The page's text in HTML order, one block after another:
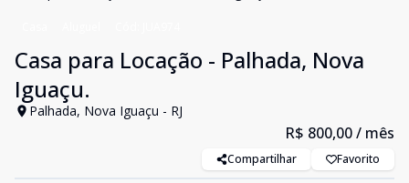
Casa para Locação - Palhada, Nova
Iguaçu.
Palhada, Nova Iguaçu - RJ
R$ 800,00/ mês
Compartilhar Favorito